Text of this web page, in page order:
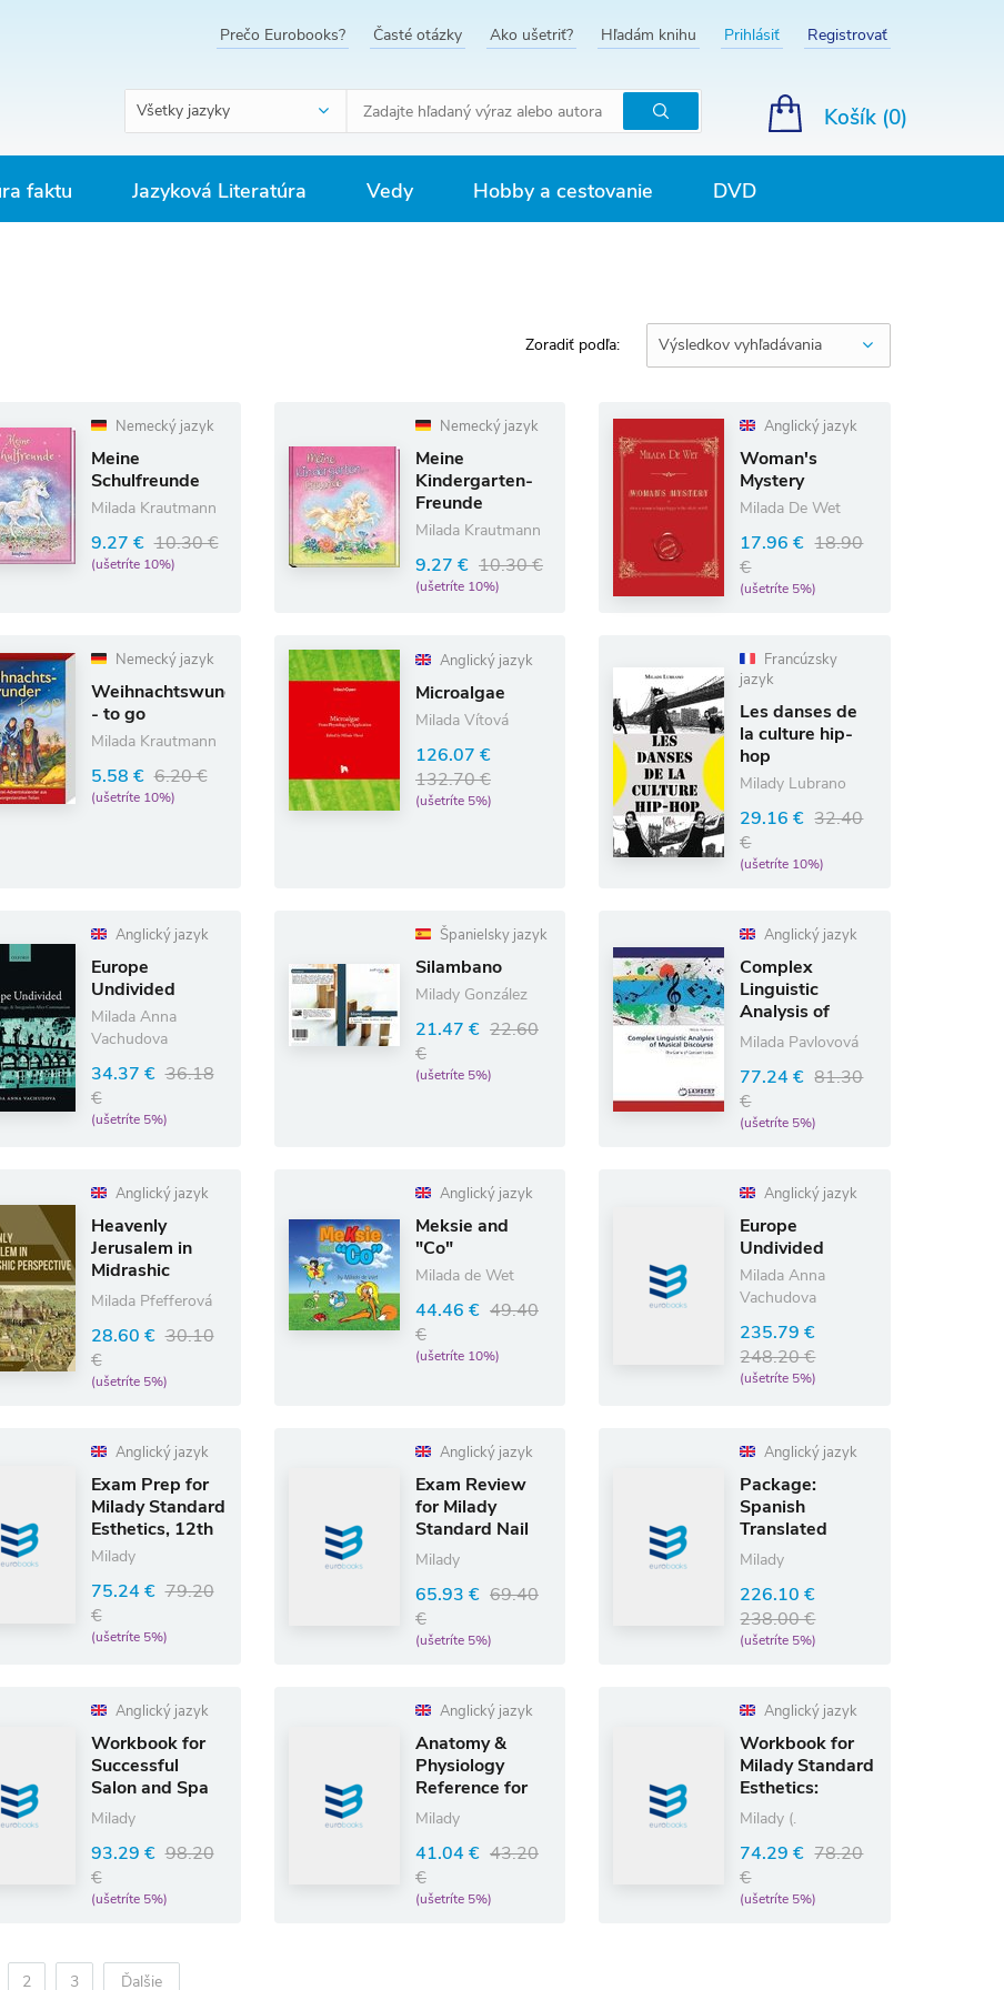
Prečo Eurobooks? Časté otázky Ako ušetriť? Hľadám knihu Prihlásiť Registrovať
Všetky jazyky
Hľadať
Košík (0)
faktu Jazyková Literatúra Vedy Hobby a cestovanie DVD
Zoradiť podľa: Výsledkov vyhľadávania
Nemecký jazyk
Meine
Schulfreunde
Milada Krautmann
9.27 € 10.30 €
(ušetríte 10%)
Nemecký jazyk
Meine
Kindergarten-
Freunde
Milada Krautmann
9.27 € 10.30 €
(ušetríte 10%)
Anglický jazyk
Woman's
Mystery
Milada De Wet
17.96 € 18.90
€
(ušetríte 5%)
Nemecký jazyk
Weihnachtswunder
- to go
Milada Krautmann
5.58 € 6.20 €
(ušetríte 10%)
Anglický jazyk
Microalgae
Milada Vítová
126.07 €
132.70 €
(ušetríte 5%)
Francúzsky
jazyk
Les danses de
la culture hip-
hop
Milady Lubrano
29.16 € 32.40
€
(ušetríte 10%)
Anglický jazyk
Europe
Undivided
Milada Anna
Vachudova
34.37 € 36.18
€
(ušetríte 5%)
Španielsky jazyk
Silambano
Milady González
21.47 € 22.60
€
(ušetríte 5%)
Anglický jazyk
Complex
Linguistic
Analysis of
Musical
Milada Pavlovová
77.24 € 81.30
€
(ušetríte 5%)
Anglický jazyk
Heavenly
Jerusalem in
Midrashic
Perspective
Milada Pfefferová
28.60 € 30.10
€
(ušetríte 5%)
Anglický jazyk
Meksie and
"Co"
Milada de Wet
44.46 € 49.40
€
(ušetríte 10%)
Anglický jazyk
Europe
Undivided
Milada Anna
Vachudova
235.79 €
248.20 €
(ušetríte 5%)
Anglický jazyk
Exam Prep for
Milady Standard
Esthetics, 12th
Milady
75.24 € 79.20
€
(ušetríte 5%)
Anglický jazyk
Exam Review
for Milady
Standard Nail
Technology
Milady
65.93 € 69.40
€
(ušetríte 5%)
Anglický jazyk
Package:
Spanish
Translated
Milady's
Standard
Cosmetology
with Standard
Foundations
Milady
226.10 €
238.00 €
(ušetríte 5%)
Anglický jazyk
Workbook for
Successful
Salon and Spa
Management
Milady
93.29 € 98.20
€
(ušetríte 5%)
Anglický jazyk
Anatomy &
Physiology
Reference for
Massage
Therapists,
Spiral Bound
Version
Milady
41.04 € 43.20
€
(ušetríte 5%)
Anglický jazyk
Workbook for
Milady Standard
Esthetics:
Fundamentals
Milady (.
74.29 € 78.20
€
(ušetríte 5%)
2 3 Ďalšie